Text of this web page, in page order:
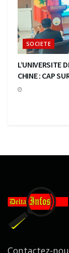
SOCIETE
L’UNIVERSITE
CHINE : CAP
Contactez-